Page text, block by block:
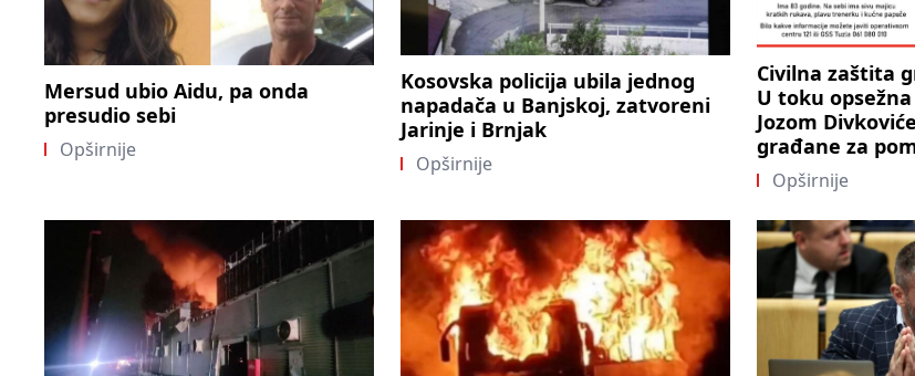
Mersud ubio Aidu, pa onda
presudio sebi
Opširnije
Kosovska policija ubila jednog
napadača u Banjskoj, zatvoreni
Jarinje i Brnjak
Opširnije
Civilna zaštita
U toku
Jozom
građane za
Opširnije